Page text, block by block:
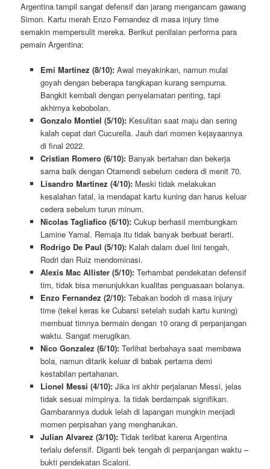
Argentina tampil sangat defensif dan jarang mengancam gawang
Simon. Kartu merah Enzo Fernandez di masa injury time
semakin mempersulit mereka. Berikut penilaian performa para
pemain Argentina:
Emi Martinez (8/10):Awal meyakinkan, namun mulai
goyah dengan beberapa tangkapan kurang sempurna.
Bangkit kembali dengan penyelamatan penting, tapi
akhirnya kebobolan.
Gonzalo Montiel (5/10):Kesulitan saat maju dan sering
kalah cepat dari Cucurella. Jauh dari momen kejayaannya
di final 2022.
Cristian Romero (6/10):Banyak bertahan dan bekerja
sama baik dengan Otamendi sebelum cedera di menit 70.
Lisandro Martinez (4/10):Meski tidak melakukan
kesalahan fatal, ia mendapat kartu kuning dan harus keluar
cedera sebelum turun minum.
Nicolas Tagliafico (6/10):Cukup berhasil membungkam
Lamine Yamal. Remaja itu tidak banyak berbuat berarti.
Rodrigo De Paul (5/10):Kalah dalam duel lini tengah,
Rodri dan Ruiz mendominasi.
Alexis Mac Allister (5/10):Terhambat pendekatan defensif
tim, tidak bisa menunjukkan kualitas penguasaan bolanya.
Enzo Fernandez (2/10):Tebakan bodoh di masa injury
time (tekel keras ke Cubarsi setelah sudah kartu kuning)
membuat timnya bermain dengan 10 orang di perpanjangan
waktu. Sangat merugikan.
Nico Gonzalez (6/10):Terlihat berbahaya saat membawa
bola, namun ditarik keluar di babak pertama demi
kestabilan pertahanan.
Lionel Messi (4/10):Jika ini akhir perjalanan Messi, jelas
tidak sesuai mimpinya. Ia tidak berdampak signifikan.
Gambarannya duduk lelah di lapangan mungkin menjadi
momen perpisahan yang mengharukan.
Julian Alvarez (3/10):Tidak terlibat karena Argentina
terlalu defensif. Diganti bek tengah di perpanjangan waktu –
bukti pendekatan Scaloni.